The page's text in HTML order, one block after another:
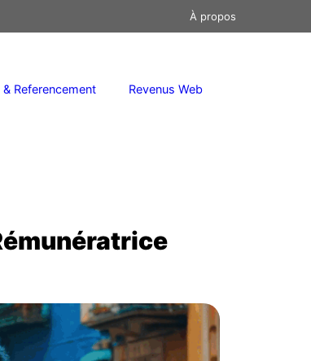
À propos
& Referencement Revenus Web